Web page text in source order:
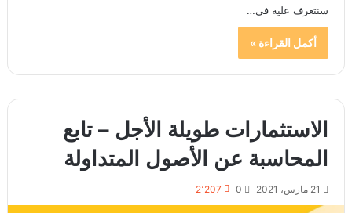
سنتعرف عليه في…
أكمل القراءة »
الاستثمارات طويلة الأجل – تابع
المحاسبة عن الأصول المتداولة
21 مارس، 2021 0 2٬207